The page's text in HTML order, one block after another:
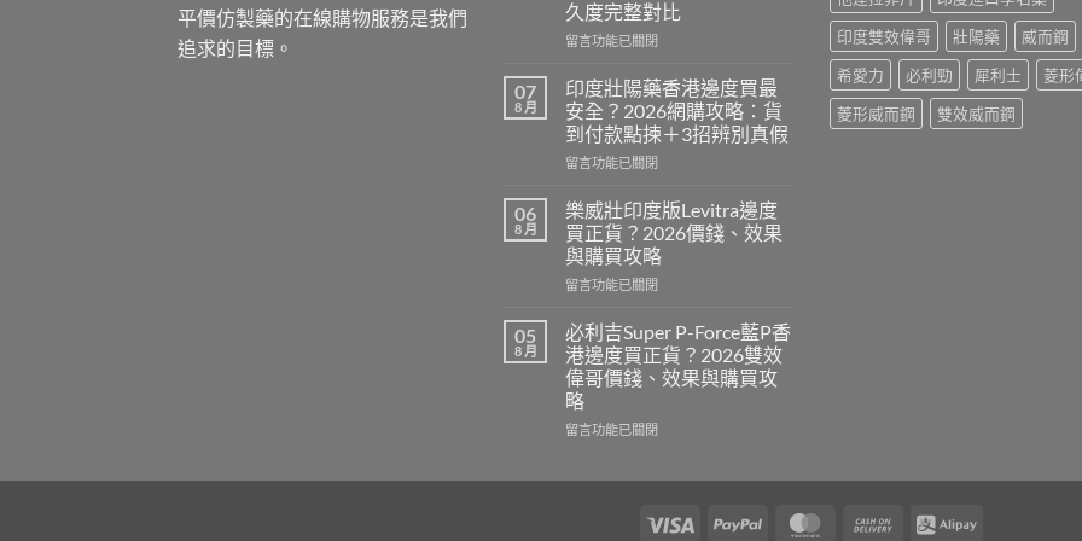
平價仿製藥的在線購物服務是我們
追求的目標。
久度完整對比
在
度
威
而
鋼
定
利
士
邊
隻
好？
效
果、
價
錢、
持
久
留言功能已關閉
07
8 月
印度壯陽藥香港邊度買最
安全？2026網購攻略：貨
到付款點揀＋3招辨別真假
在
度
壯
陽
藥
香
邊
度
買
最
安
全？
留言功能已關閉
06
8 月
樂威壯印度版Levitra邊度
買正貨？2026價錢、效果
與購買攻略
在
威
壯
印
度
版
Levitra
留言功能已關閉
05
8 月
必利吉Super P-Force藍P香
港邊度買正貨？2026雙效
偉哥價錢、效果與購買攻
略
在
留言功能已關閉
印度雙效偉哥
壯陽藥
威而鋼
希愛力
必利勁 犀利士
菱形
菱形威而鋼
雙效威而鋼
Visa PayPal MasterCardCash
Alipay